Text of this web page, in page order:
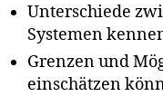
Unterschiede
Systemen
Grenzen und
einschätzen